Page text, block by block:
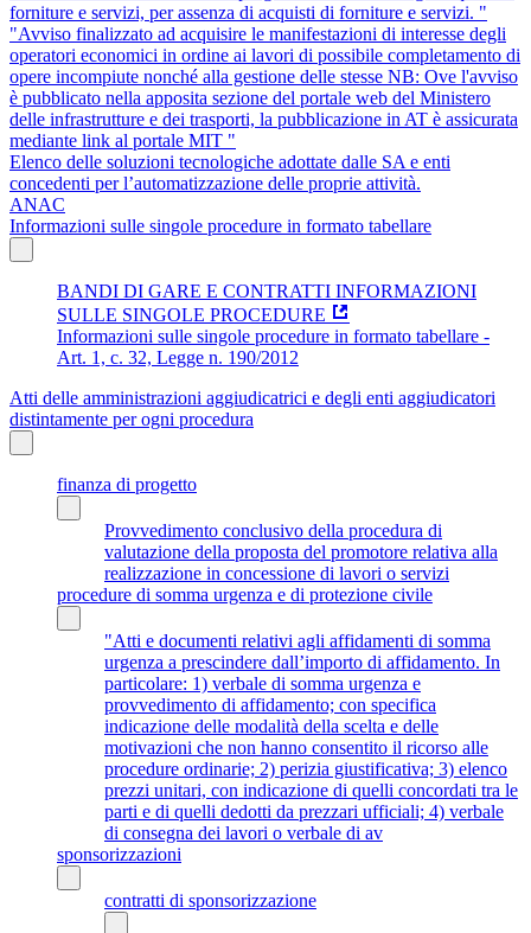
forniture e servizi, per assenza di acquisti di forniture e servizi. "
"Avviso finalizzato ad acquisire le manifestazioni di interesse degli
operatori economici in ordine ai lavori di possibile completamento di
opere incompiute nonché alla gestione delle stesse NB: Ove l'avviso
è pubblicato nella apposita sezione del portale web del Ministero
delle infrastrutture e dei trasporti, la pubblicazione in AT è assicurata
mediante link al portale MIT "
Elenco delle soluzioni tecnologiche adottate dalle SA e enti
concedenti per l’automatizzazione delle proprie attività.
ANAC
Informazioni sulle singole procedure in formato tabellare
BANDI DI GARE E CONTRATTI INFORMAZIONI
SULLE SINGOLE PROCEDURE
Informazioni sulle singole procedure in formato tabellare -
Art. 1, c. 32, Legge n. 190/2012
Atti delle amministrazioni aggiudicatrici e degli enti aggiudicatori
distintamente per ogni procedura
finanza di progetto
Provvedimento conclusivo della procedura di
valutazione della proposta del promotore relativa alla
realizzazione in concessione di lavori o servizi
procedure di somma urgenza e di protezione civile
"Atti e documenti relativi agli affidamenti di somma
urgenza a prescindere dall’importo di affidamento. In
particolare: 1) verbale di somma urgenza e
provvedimento di affidamento; con specifica
indicazione delle modalità della scelta e delle
motivazioni che non hanno consentito il ricorso alle
procedure ordinarie; 2) perizia giustificativa; 3) elenco
prezzi unitari, con indicazione di quelli concordati tra le
parti e di quelli dedotti da prezzari ufficiali; 4) verbale
di consegna dei lavori o verbale di av
sponsorizzazioni
contratti di sponsorizzazione